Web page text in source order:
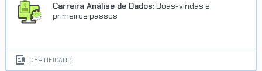
Carreira Análise de Dados: Boas-vindas e
primeiros passos
CERTIFICADO